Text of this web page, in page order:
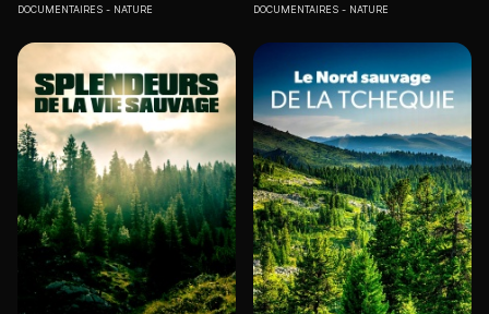
DOCUMENTAIRES NATURE DOCUMENTAIRES NATURE